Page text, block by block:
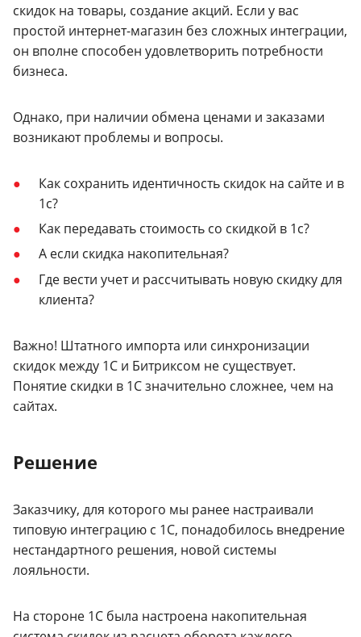
скидок на товары, создание акций. Если у вас
простой интернет-магазин без сложных интеграции,
он вполне способен удовлетворить потребности
бизнеса.
Однако, при наличии обмена ценами и заказами
возникают проблемы и вопросы.
Как сохранить идентичность скидок на сайте и в
1с?
Как передавать стоимость со скидкой в 1с?
А если скидка накопительная?
Где вести учет и рассчитывать новую скидку для
клиента?
Важно! Штатного импорта или синхронизации
скидок между 1С и Битриксом не существует.
Понятие скидки в 1С значительно сложнее, чем на
сайтах.
Решение
Заказчику, для которого мы ранее настраивали
типовую интеграцию с 1С, понадобилось внедрение
нестандартного решения, новой системы
лояльности.
На стороне 1С была настроена накопительная